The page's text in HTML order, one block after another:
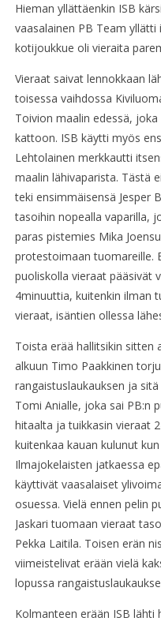
Hieman yllättäenkin ISB
vaasalainen PB Team
kotijoukkue oli vieraita
Vieraat saivat lennokkaan
toisessa vaihdossa
Toivion maalin edessä,
kattoon. ISB käytti myös
Lehtolainen merkkautti
maalin lähivaparista. Tästä
teki ensimmäisensä Jesper
tasoihin nopealla vaparilla,
paras pistemies Mika
protestoimaan tuomareille.
puoliskolla vieraat pääsivät
4minuuttia, kuitenkin ilman
vieraat, isäntien ollessa
Toista erää hallitsikin sitten
alkuun Timo Paakkinen
rangaistuslaukauksen ja
Tomi Anialle, joka sai PB:n
hitaalta ja tuikkasin vieraat
kuitenkaa kauan kulunut
Ilmajokelaisten jatkaessa
käyttivät vaasalaiset
osuessa. Vielä ennen pelin
Jaskari tuomaan vieraat
Pekka Laitila. Toisen erän
viimeistelivat erään vielä
lopussa
Kolmanteen erään ISB lähti